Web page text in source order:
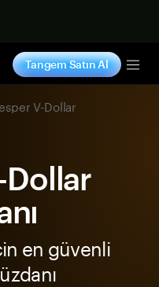
Tangem Satın Al
V-Dollar
Dollar
en güvenli